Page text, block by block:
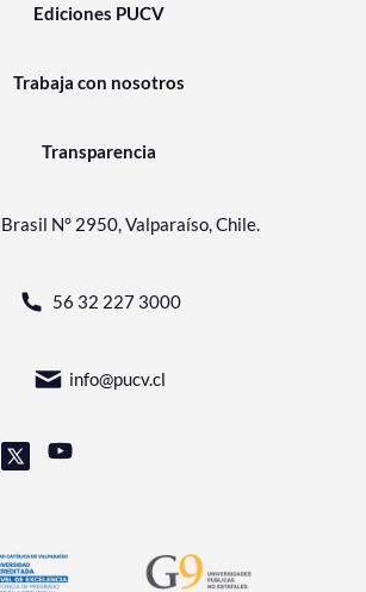
Ediciones PUCV
Trabaja con nosotros
Transparencia
Brasil N° 2950, Valparaíso, Chile.
56 32 227 3000
info@pucv.cl